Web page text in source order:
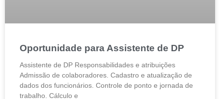
Oportunidade para Assistente de DP
Assistente de DP Responsabilidades e atribuições
Admissão de colaboradores. Cadastro e atualização de
dados dos funcionários. Controle de ponto e jornada de
trabalho. Cálculo e